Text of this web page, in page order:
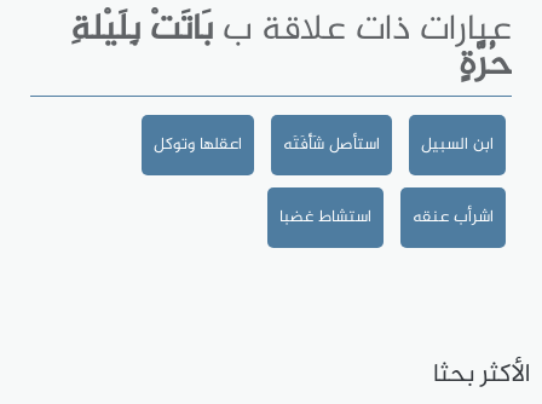
عبارات ذات علاقة ببَاتَتْ بِلَيْلةِ
حُرَّةٍ
ابن السبيل استأصل شَأْفَتَه اعقلها وتوكل
اشرأب عنقه استشاط غضبا
الأكثر بحثا